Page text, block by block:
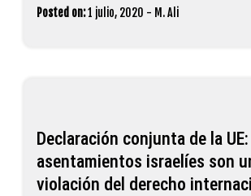
Posted on:1 julio, 2020 - M. Ali
Declaración conjunta de la
asentamientos israelíes son
violación del derecho